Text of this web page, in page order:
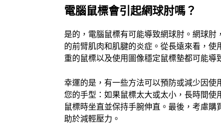
電腦鼠標會引起網球肘嗎？
是的，電腦鼠標有可能導致網球肘。網球
的前臂肌肉和肌腱的炎症。從長遠來看，
重的鼠標以及使用圖像穩定鼠標墊都可能導
幸運的是，有一些方法可以預防或減少因
您的手型：如果鼠標太大或太小，長時間
鼠標時坐直並保持手腕伸直。最後，考慮
助於減輕壓力。